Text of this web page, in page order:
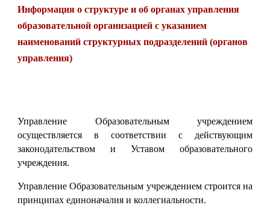
Информация о структуре и об органах управления
образовательной организацией с указанием
наименований структурных подразделений (органов
управления)
Управление Образовательным учреждением
осуществляется в соответствии с действующим
законодательством и Уставом образовательного
учреждения.
Управление Образовательным учреждением строится на
принципах единоначалия и коллегиальности.